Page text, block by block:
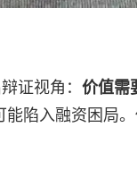
证视角： 价值需
陷入融资困局